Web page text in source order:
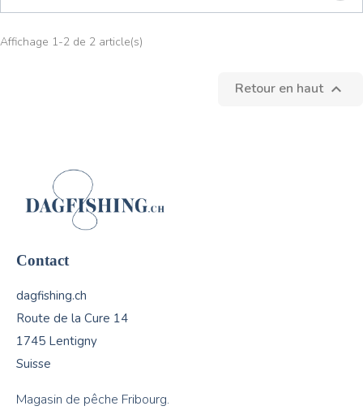
Affichage 1-2 de 2 article(s)
Retour en haut 
Contact
dagfishing.ch
Route de la Cure 14
1745 Lentigny
Suisse
Magasin de pêche Fribourg.